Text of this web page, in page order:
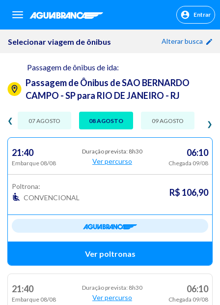
sr.header.toggle.navigation Entrar
Selecionar viagem de ônibus Alterar busca
Passagem de ônibus de ida:
Passagem de Ônibus de SAO BERNARDO
CAMPO - SP para RIO DE JANEIRO - RJ
❯
❮ 07 AGOSTO 08 AGOSTO 09 AGOSTO
21:40
Embarque 08/08
Duração prevista: 8h30
Ver percurso
06:10
Chegada 09/08
Poltrona:
CONVENCIONAL
R$ 106,90
Ver poltronas
21:40
Embarque 08/08
Duração prevista: 8h30
Ver percurso
06:10
Chegada 09/08